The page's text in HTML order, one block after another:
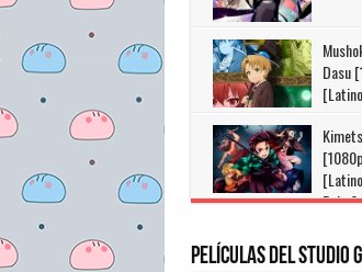
Dasu
Drive]
Películas del Studio